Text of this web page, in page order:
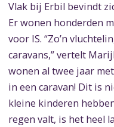
Vlak bij Erbil bevindt
Er wonen honderden
voor IS. “Zo’n
caravans,” vertelt
wonen al twee jaar
in een caravan! Dit is
kleine kinderen
regen valt, is het heel